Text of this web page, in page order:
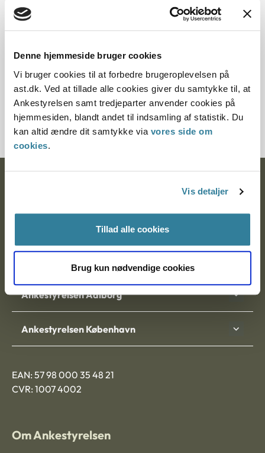
Denne hjemmeside bruger cookies
Vi bruger cookies til at forbedre brugeroplevelsen på
ast.dk. Ved at tillade alle cookies giver du samtykke til, at
Ankestyrelsen samt tredjeparter anvender cookies på
hjemmesiden, blandt andet til indsamling af statistik. Du
kan altid ændre dit samtykke via vores side om
cookies.
Vis detaljer
Tillad alle cookies
Brug kun nødvendige cookies
10.07.2013
§ 14 § 18 § 19
Journalnummer
6200278-10
9000 Aalborg
Ankestyrelsen Aalborg
Ankestyrelsen København
EAN: 57 98 000 35 48 21
CVR: 1007 4002
Om Ankestyrelsen